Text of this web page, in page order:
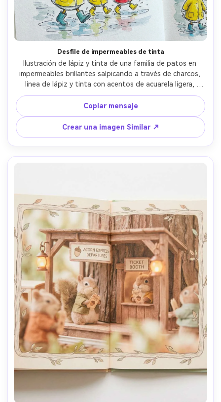
Desfile de impermeables de tinta
Ilustración de lápiz y tinta de una familia de patos en
impermeables brillantes salpicando a través de charcos,
línea de lápiz y tinta con acentos de acuarela ligera,
textura dibujada a mano, repetición rítmica página tras
página sensación, expresiones alegres, formas simples de
la calle de la ciudad, carácter consistente a través de las
páginas, lente de 85 mm, profundidad de campo poco
profunda- -ar 4:5
Copiar mensaje
Crear una imagen Similar ↗